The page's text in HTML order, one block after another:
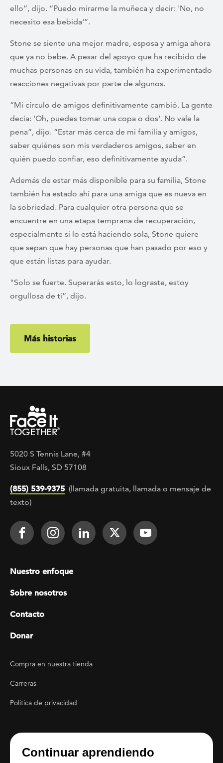
ello”, dijo. “Puedo mirarme la muñeca y decir: 'No, no
necesito esa bebida'”.
Stone se siente una mejor madre, esposa y amiga ahora
que ya no bebe. A pesar del apoyo que ha recibido de
muchas personas en su vida, también ha experimentado
reacciones negativas por parte de algunos.
“Mi círculo de amigos definitivamente cambió. La gente
decía: 'Oh, puedes tomar una copa o dos'. No vale la
pena”, dijo. “Estar más cerca de mi familia y amigos,
saber quiénes son mis verdaderos amigos, saber en
quién puedo confiar, eso definitivamente ayuda”.
Además de estar más disponible para su familia, Stone
también ha estado ahí para una amiga que es nueva en
la sobriedad. Para cualquier otra persona que se
encuentre en una etapa temprana de recuperación,
especialmente si lo está haciendo sola, Stone quiere
que sepan que hay personas que han pasado por eso y
que están listas para ayudar.
"Solo se fuerte. Superarás esto, lo lograste, estoy
orgullosa de ti”, dijo.
Más historias
5020 S Tennis Lane, #4
Sioux Falls, SD 57108
(855) 539-9375 (llamada gratuita, llamada o mensaje de
texto)
Footer Social
Face It TOGETHER on Facebook
Face It TOGETHER on
Face It TOGETHER on
Face ItFace It
Footer menu
Nuestro enfoque
Sobre nosotros
Contacto
Donar
Footer Utility
Compra en nuestra tienda
Carreras
Política de privacidad